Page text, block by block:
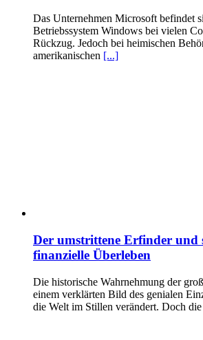
Das Unternehmen Microsoft befindet
Betriebssystem Windows bei vielen
Rückzug. Jedoch bei heimischen
amerikanischen [...]
Der umstrittene Erfinder und
finanzielle Überleben
Die historische Wahrnehmung der
einem verklärten Bild des genialen
die Welt im Stillen verändert. Doch die